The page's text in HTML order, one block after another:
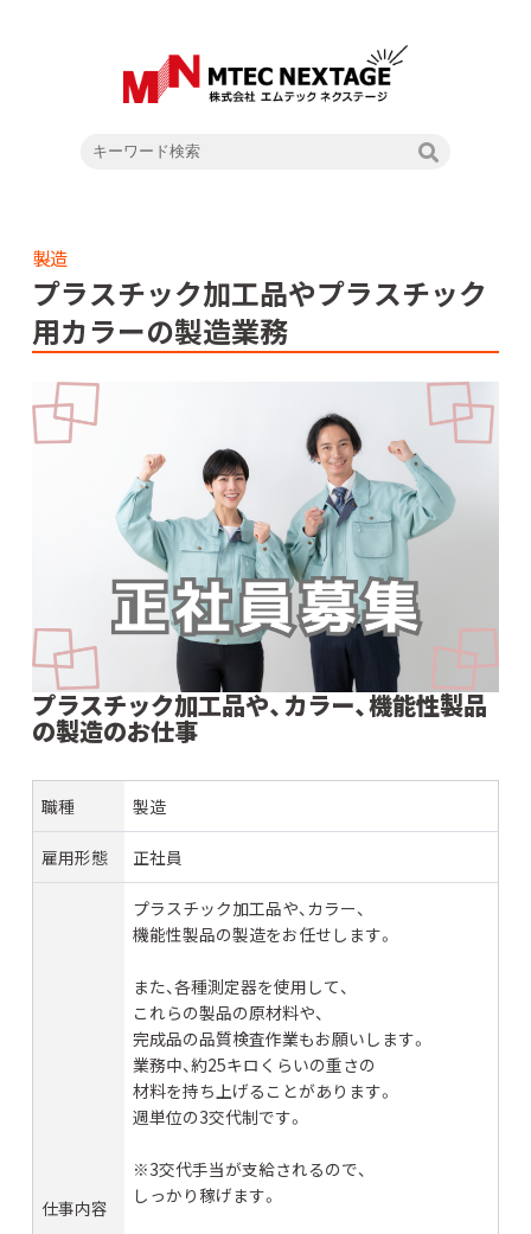
製造
プラスチック加工品やプラスチック
用カラーの製造業務
プラスチック加工品や、カラー、機能性製品
の製造のお仕事
職種 製造
雇用形態 正社員
仕事内容
プラスチック加工品や、カラー、
機能性製品の製造をお任せします。
また、各種測定器を使用して、
これらの製品の原材料や、
完成品の品質検査作業もお願いします。
業務中、約25キロくらいの重さの
材料を持ち上げることがあります。
週単位の3交代制です。
※3交代手当が支給されるので、
しっかり稼げます。